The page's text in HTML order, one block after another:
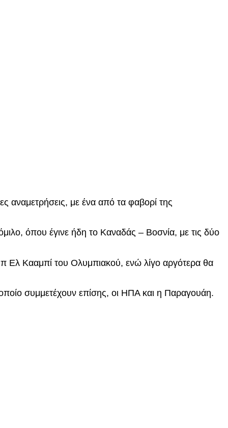
αναμετρήσεις, με ένα από τα φαβορί της
όπου έγινε ήδη το Καναδάς – Βοσνία, με τις δύο
Ελ Κααμπί του Ολυμπιακού, ενώ λίγο αργότερα θα
συμμετέχουν επίσης, οι ΗΠΑ και η Παραγουάη.